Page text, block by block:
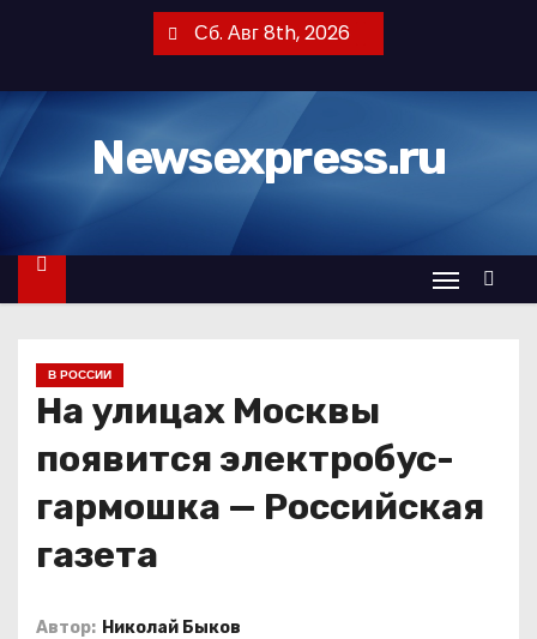
т
к
Сб. Авг 8th, 2026
Newsexpress.ru
В РОССИИ
На улицах Москвы
появится электробус-
гармошка — Российская
газета
Автор: Николай Быков